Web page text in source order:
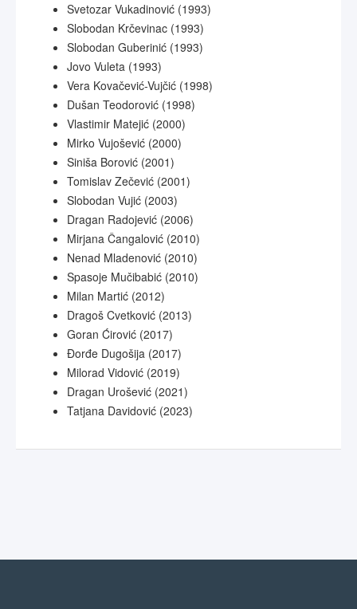
Svetozar Vukadinović (1993)
Slobodan Krčevinac (1993)
Slobodan Guberinić (1993)
Jovo Vuleta (1993)
Vera Kovačević-Vujčić (1998)
Dušan Teodorović (1998)
Vlastimir Matejić (2000)
Mirko Vujošević (2000)
Siniša Borović (2001)
Tomislav Zečević (2001)
Slobodan Vujić (2003)
Dragan Radojević (2006)
Mirjana Čangalović (2010)
Nenad Mladenović (2010)
Spasoje Mučibabić (2010)
Milan Martić (2012)
Dragoš Cvetković (2013)
Goran Ćirović (2017)
Đorđe Dugošija (2017)
Milorad Vidović (2019)
Dragan Urošević (2021)
Tatjana Davidović (2023)